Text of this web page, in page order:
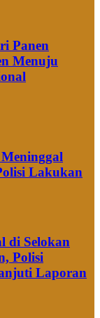
Panen
Menuju
Lakukan
di Selokan
Polisi
Laporan